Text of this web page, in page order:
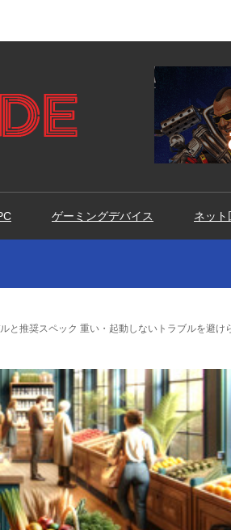
ゲーミングデバイス ネット
推奨スペック 重い・起動しないトラブルを避け